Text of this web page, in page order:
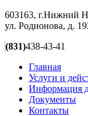
603163, г.Нижний
ул. Родионова, д.
(831)438-43-41
Главная
Услуги и
Информация
Документы
Контакты